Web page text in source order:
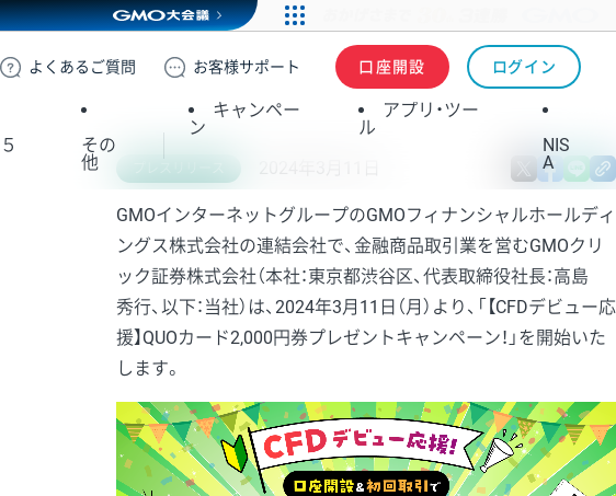
リック証券
よくある ご質問 お客様サポート 口座開設 ログイン
その
他
キャンペー
ン
アプリ・ツー
ル
NIS
A
X
GMOインターネットグループのGMOフィナンシャルホールディ
ングス株式会社の連結会社で、金融商品取引業を営むGMOクリ
ック証券株式会社（本社：東京都渋谷区、代表取締役社長：高島
秀行、以下：当社）は、2024年3月11日（月）より、「【CFDデビュー応
援】QUOカード2,000円券プレゼントキャンペーン！」を開始いた
します。